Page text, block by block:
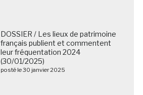
DOSSIER / Les lieux de patrimoine
français publient et commentent
leur fréquentation 2024
(30/01/2025)
posté le 30 janvier 2025